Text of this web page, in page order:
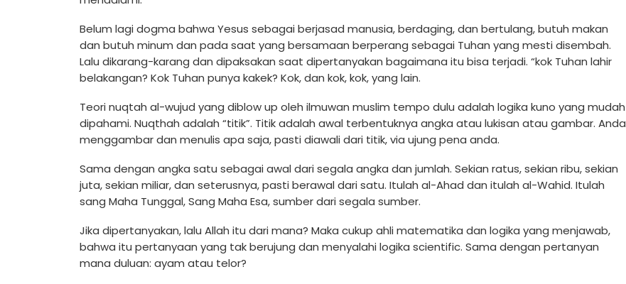
Belum lagi dogma bahwa Yesus sebagai berjasad manusia, berdaging, dan bertulang, butuh makan
dan butuh minum dan pada saat yang bersamaan berperang sebagai Tuhan yang mesti disembah.
Lalu dikarang-karang dan dipaksakan saat dipertanyakan bagaimana itu bisa terjadi. “kok Tuhan lahir
belakangan? Kok Tuhan punya kakek? Kok, dan kok, kok, yang lain.
Teori nuqtah al-wujud yang diblow up oleh ilmuwan muslim tempo dulu adalah logika kuno yang mudah
dipahami. Nuqthah adalah “titik”. Titik adalah awal terbentuknya angka atau lukisan atau gambar. Anda
menggambar dan menulis apa saja, pasti diawali dari titik, via ujung pena anda.
Sama dengan angka satu sebagai awal dari segala angka dan jumlah. Sekian ratus, sekian ribu, sekian
juta, sekian miliar, dan seterusnya, pasti berawal dari satu. Itulah al-Ahad dan itulah al-Wahid. Itulah
sang Maha Tunggal, Sang Maha Esa, sumber dari segala sumber.
Jika dipertanyakan, lalu Allah itu dari mana? Maka cukup ahli matematika dan logika yang menjawab,
bahwa itu pertanyaan yang tak berujung dan menyalahi logika scientific. Sama dengan pertanyan
mana duluan: ayam atau telor?